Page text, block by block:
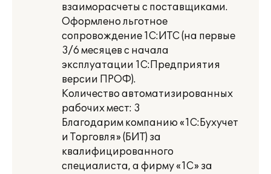
взаиморасчеты с поставщиками.
Оформлено льготное
сопровождение 1С:ИТС (на первые
3/6 месяцев с начала
эксплуатации 1С:Предприятия
версии ПРОФ).
Количество автоматизированных
рабочих мест: 3
Благодарим компанию «1С:Бухучет
и Торговля» (БИТ) за
квалифицированного
специалиста, а фирму «1С» за